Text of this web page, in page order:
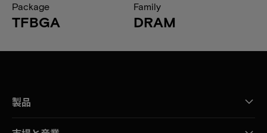
Package
TFBGA
Family
DRAM
製品